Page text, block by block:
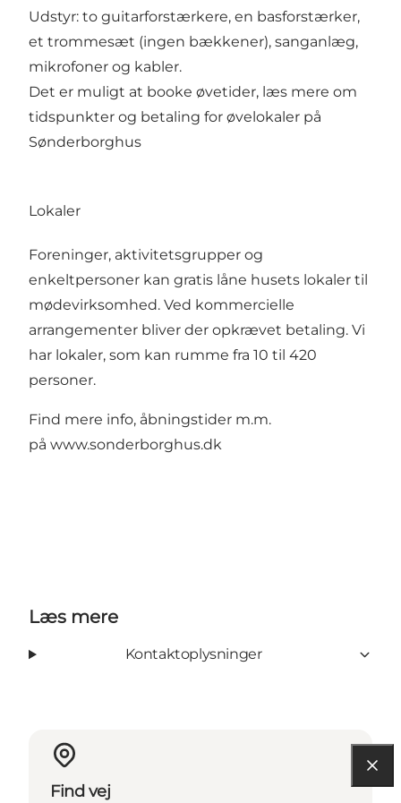
Udstyr: to guitarforstærkere, en basforstærker,
et trommesæt (ingen bækkener), sanganlæg,
mikrofoner og kabler.
Det er muligt at booke øvetider, læs mere om
tidspunkter og betaling for øvelokaler på
Sønderborghus
Lokaler
Foreninger, aktivitetsgrupper og
enkeltpersoner kan gratis låne husets lokaler til
mødevirksomhed. Ved kommercielle
arrangementer bliver der opkrævet betaling. Vi
har lokaler, som kan rumme fra 10 til 420
personer.
Find mere info, åbningstider m.m.
på www.sonderborghus.dk
Læs mere
Kontaktoplysninger
Find vej